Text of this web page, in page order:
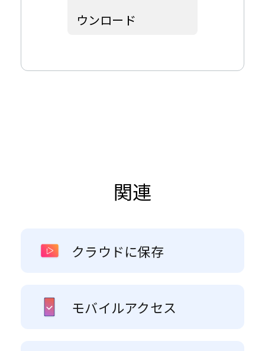
ウンロード
関連
クラウドに保存
モバイルアクセス